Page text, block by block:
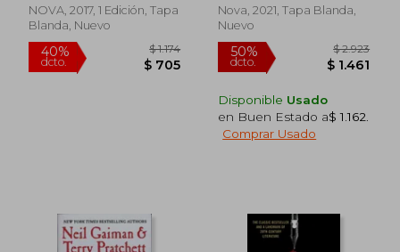
NOVA, 2017, 1 Edición, Tapa
Blanda, Nuevo
Nova, 2021, Tapa Blanda,
Nuevo
Disponible Usado
en Buen Estado a$ 1.162
Comprar Usado